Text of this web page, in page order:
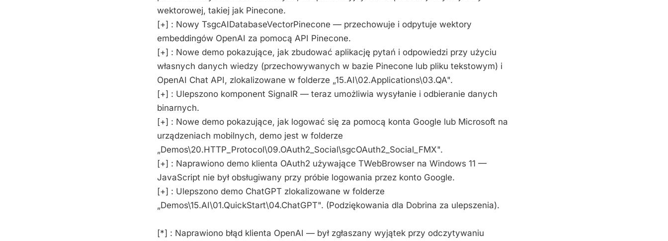
wektorowej, takiej jak Pinecone.
[+] : Nowy TsgcAIDatabaseVectorPinecone — przechowuje i odpytuje wektory
embeddingów OpenAI za pomocą API Pinecone.
[+] : Nowe demo pokazujące, jak zbudować aplikację pytań i odpowiedzi przy użyciu
własnych danych wiedzy (przechowywanych w bazie Pinecone lub pliku tekstowym) i
OpenAI Chat API, zlokalizowane w folderze „15.AI\02.Applications\03.QA".
[+] : Ulepszono komponent SignalR — teraz umożliwia wysyłanie i odbieranie danych
binarnych.
[+] : Nowe demo pokazujące, jak logować się za pomocą konta Google lub Microsoft na
urządzeniach mobilnych, demo jest w folderze
„Demos\20.HTTP_Protocol\09.OAuth2_Social\sgcOAuth2_Social_FMX".
[+] : Naprawiono demo klienta OAuth2 używające TWebBrowser na Windows 11 —
JavaScript nie był obsługiwany przy próbie logowania przez konto Google.
[+] : Ulepszono demo ChatGPT zlokalizowane w folderze
„Demos\15.AI\01.QuickStart\04.ChatGPT". (Podziękowania dla Dobrina za ulepszenia).
[*] : Naprawiono błąd klienta OpenAI — był zgłaszany wyjątek przy odczytywaniu